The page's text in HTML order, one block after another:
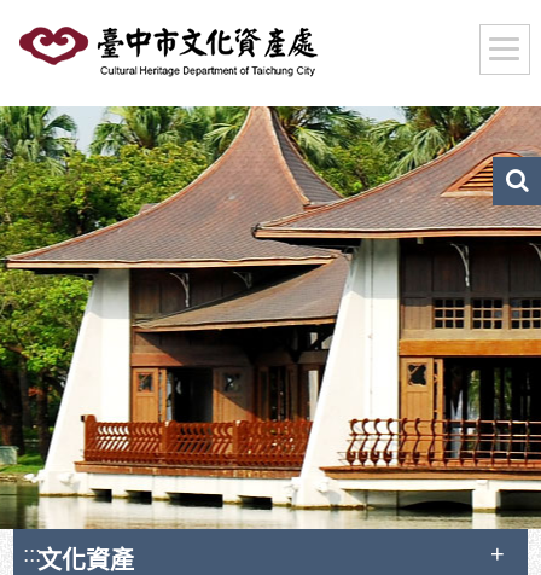
要
內
容
區
塊
:::文化資產
文
化
資
搜
尋